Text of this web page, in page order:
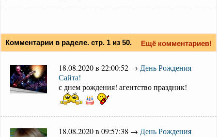
Комментарии в раделе. стр. 1 из 50. Ещё комментариев!
18.08.2020 в 22:00:52 → День Рождения
Сайта!
с днем рождения! агентство праздник!
18.08.2020 в 09:57:38 → День Рождения